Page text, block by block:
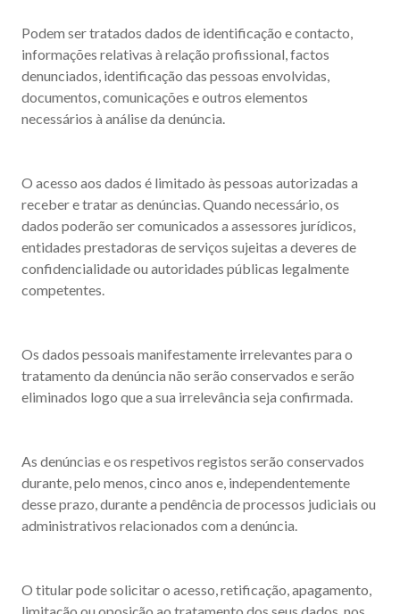
Podem ser tratados dados de identificação e contacto,
informações relativas à relação profissional, factos
denunciados, identificação das pessoas envolvidas,
documentos, comunicações e outros elementos
necessários à análise da denúncia.
O acesso aos dados é limitado às pessoas autorizadas a
receber e tratar as denúncias. Quando necessário, os
dados poderão ser comunicados a assessores jurídicos,
entidades prestadoras de serviços sujeitas a deveres de
confidencialidade ou autoridades públicas legalmente
competentes.
Os dados pessoais manifestamente irrelevantes para o
tratamento da denúncia não serão conservados e serão
eliminados logo que a sua irrelevância seja confirmada.
As denúncias e os respetivos registos serão conservados
durante, pelo menos, cinco anos e, independentemente
desse prazo, durante a pendência de processos judiciais ou
administrativos relacionados com a denúncia.
O titular pode solicitar o acesso, retificação, apagamento,
limitação ou oposição ao tratamento dos seus dados, nos